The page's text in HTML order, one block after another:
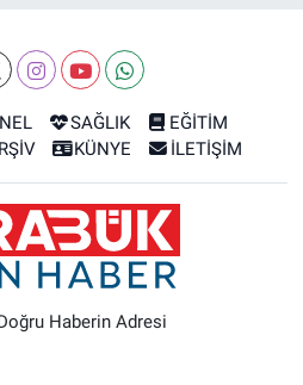
SAĞLIK
EĞİTİM
KÜNYE İLETİŞİM
Haberin Adresi